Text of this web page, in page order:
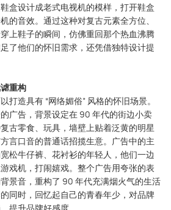
盒设计成老式电视机的模样，打开鞋盒
的音效。通过这种对复古元素全方位、
上鞋子的瞬间，仿佛重回那个热血沸腾
了他们的怀旧需求，还凭借独特设计提
重构
打造具有 “网络媚俗” 风格的怀旧场景。
广告，背景设定在 90 年代的街边小卖
古零食、玩具，墙壁上贴着泛黄的明星
言口音的普通话招揽生意。广告中的主
松牛仔裤、花衬衫的年轻人，他们一边
戏机，打闹嬉戏。整个广告用夸张的表
景音，重构了 90 年代充满烟火气的生活
同时，回忆起自己的青春年少，对品牌
提升品牌好感度。